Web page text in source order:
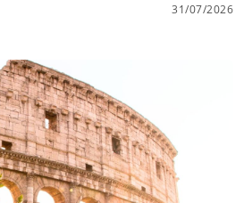
31/07/2026